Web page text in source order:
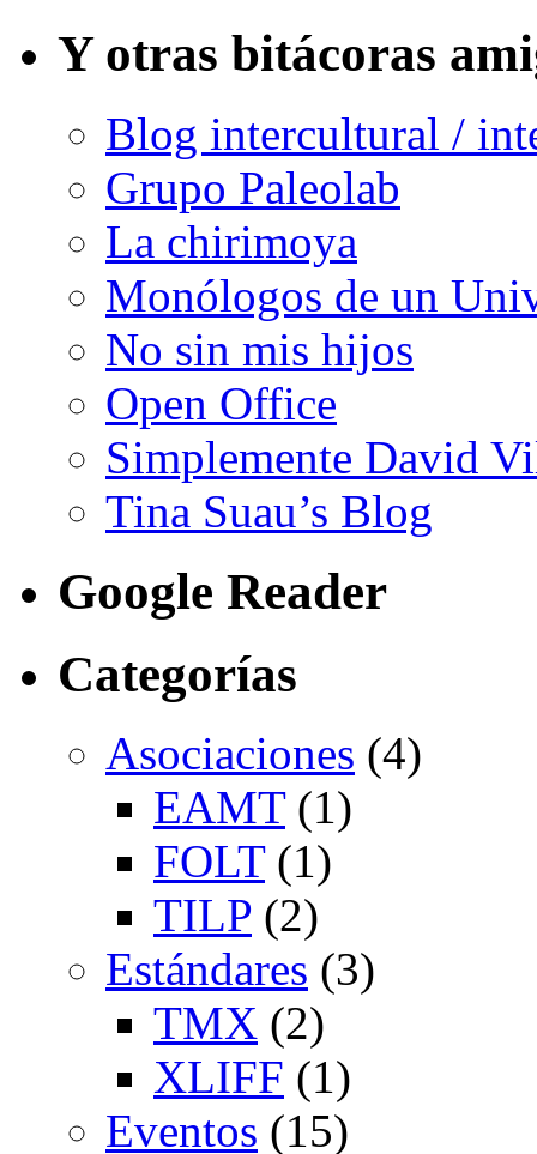
Y otras bitácoras
Blog intercultural /
Grupo Paleolab
La chirimoya
Monólogos de un
No sin mis hijos
Open Office
Simplemente David
Tina Suau’s Blog
Google Reader
Categorías
Asociaciones (4)
EAMT(1)
FOLT(1)
TILP (2)
Estándares (3)
TMX (2)
XLIFF (1)
Eventos (15)